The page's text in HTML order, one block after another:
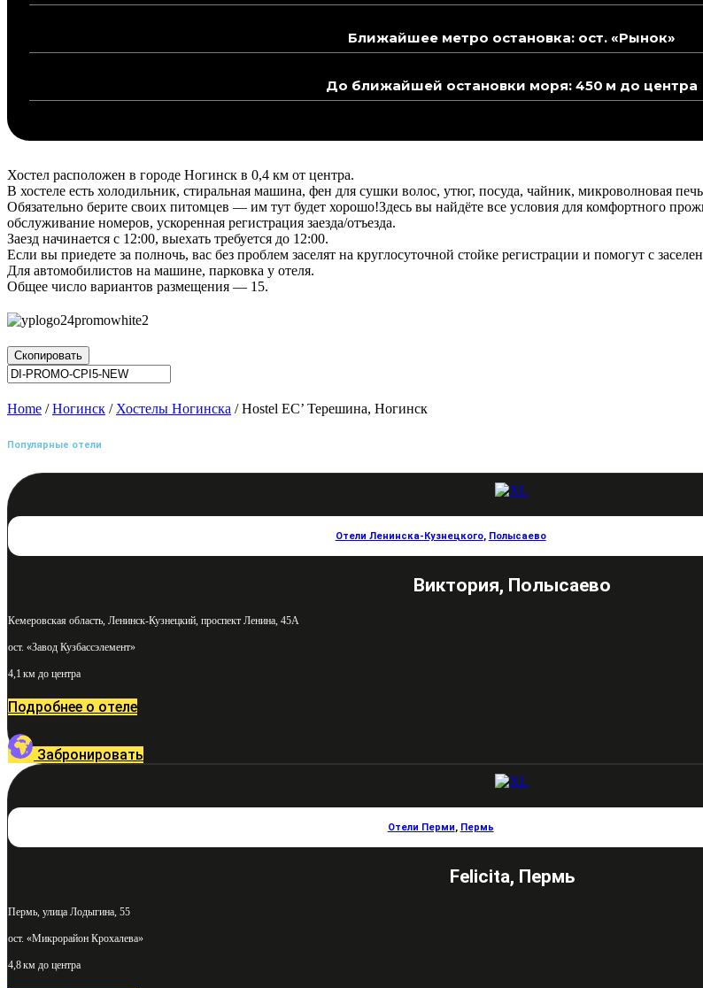
Ближайшее метро остановка: ост. «Рынок»
До ближайшей остановки моря: 450 м до центра
Хостел расположен в городе Ногинск в 0,4 км от центра.
В хостеле есть холодильник, стиральная машина, фен для сушки волос, утюг, посуда, чайник, микроволновая
Обязательно берите своих питомцев — им тут будет хорошо!Здесь вы найдёте все условия для комфортного
обслуживание номеров, ускоренная регистрация заезда/отъезда.
Заезд начинается с 12:00, выехать требуется до 12:00.
Если вы приедете за полночь, вас без проблем заселят на круглосуточной стойке регистрации и помогут с
Для автомобилистов на машине, парковка у отеля.
Общее число вариантов размещения — 15.
Скопировать
Home /Ногинск / Хостелы Ногинска / Hostel ЕС’ Терешина, Ногинск
Популярные отели
Отели Ленинска-Кузнецкого, Полысаево
Виктория, Полысаево
Кемеровская область, Ленинск-Кузнецкий, проспект Ленина, 45А
ост. «Завод Кузбассэлемент»
4,1 км до центра
Подробнее о отеле
Забронировать
Отели Перми, Пермь
Felicita, Пермь
Пермь, улица Лодыгина, 55
ост. «Микрорайон Крохалева»
4,8 км до центра